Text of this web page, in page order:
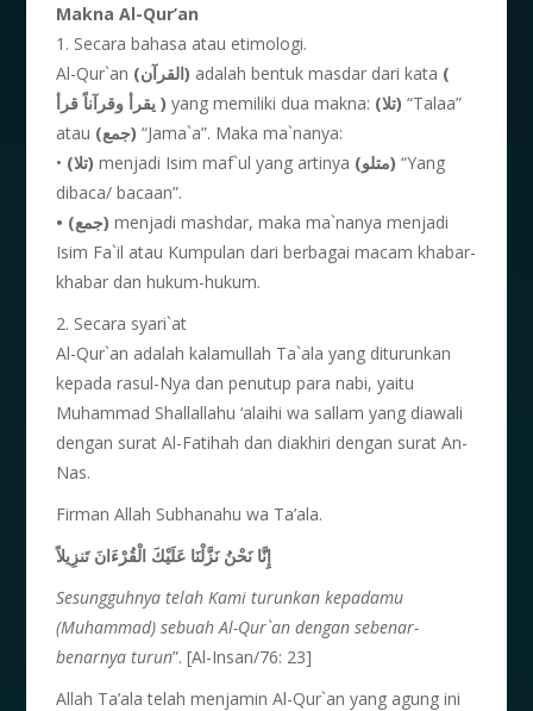
Makna Al-Qur’an
1. Secara bahasa atau etimologi.
Al-Qur`an
(القرآن) adalah bentuk masdar dari kata (
يقرأ وقرآناً قرأ ) yang memiliki dua makna: (تلا) “Talaa”
atau
(جمع) “Jama`a”. Maka ma`nanya:
•
(تلا) menjadi Isim maf`ul yang artinya (متلو) “Yang
dibaca/ bacaan”.
• (جمع) menjadi mashdar, maka ma`nanya menjadi
Isim Fa`il atau Kumpulan dari berbagai macam khabar-
khabar dan hukum-hukum.
2. Secara syari`at
Al-Qur`an adalah kalamullah Ta`ala yang diturunkan
kepada rasul-Nya dan penutup para nabi, yaitu
Muhammad Shallallahu ‘alaihi wa sallam yang diawali
dengan surat Al-Fatihah dan diakhiri dengan surat An-
Nas.
Firman Allah Subhanahu wa Ta’ala.
إِنَّا نَحْنُ نَزَّلْنَا عَلَيْكَ الْقُرْءَانَ تَنزِيلاً
Sesungguhnya telah Kami turunkan kepadamu
(Muhammad) sebuah Al-Qur`an dengan sebenar-
benarnya turun”. [Al-Insan/76: 23]
Allah Ta’ala telah menjamin Al-Qur`an yang agung ini